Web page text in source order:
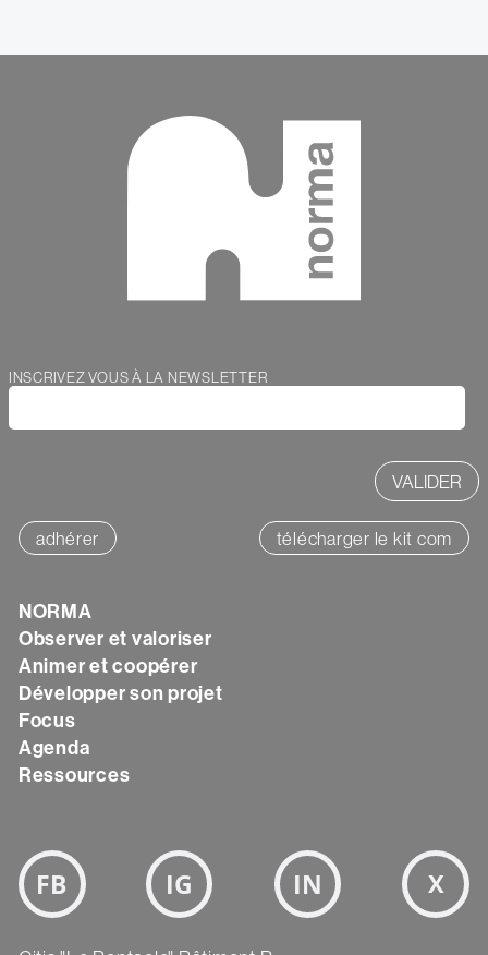
Webform
INSCRIVEZ VOUS À LA NEWSLETTER
adhérer télécharger le kit com
Texte
NORMA
Observer et valoriser
Animer et coopérer
Développer son projet
Focus
Agenda
Ressources
Bloc
Réseaux